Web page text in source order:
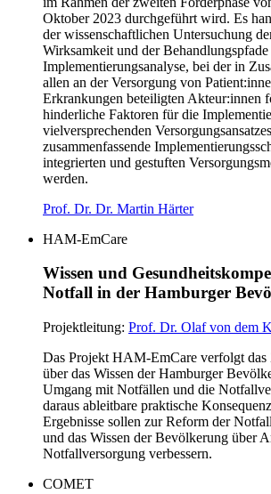
Oktober 2023 durchgeführt wird. Es
der wissenschaftlichen Untersuchung
Wirksamkeit und der
Implementierungsanalyse, bei der in
allen an der Versorgung von
Erkrankungen beteiligten Akteur:innen
hinderliche Faktoren für die
vielversprechenden
zusammenfassende
integrierten und gestuften
werden.
Prof. Dr. Dr. Martin Härter
HAM-EmCare
Wissen und
Notfall in der Hamburger
Projektleitung: Prof. Dr. Olaf von dem
Das Projekt HAM-EmCare verfolgt das
über das Wissen der Hamburger
Umgang mit Notfällen und die
daraus ableitbare praktische
Ergebnisse sollen zur Reform der
und das Wissen der Bevölkerung über
Notfallversorgung verbessern.
COMET